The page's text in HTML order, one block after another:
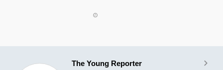
The Young Reporter